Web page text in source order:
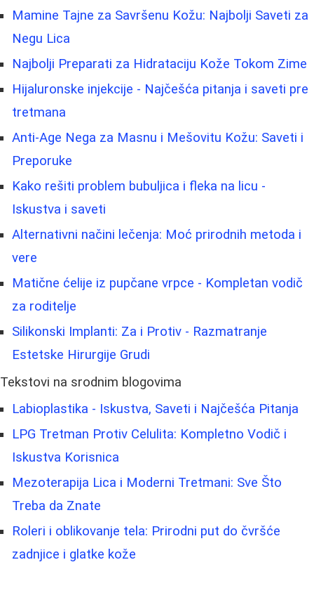
Mamine Tajne za Savršenu Kožu: Najbolji Saveti za
Negu Lica
Najbolji Preparati za Hidrataciju Kože Tokom Zime
Hijaluronske injekcije - Najčešća pitanja i saveti pre
tretmana
Anti-Age Nega za Masnu i Mešovitu Kožu: Saveti i
Preporuke
Kako rešiti problem bubuljica i fleka na licu -
Iskustva i saveti
Alternativni načini lečenja: Moć prirodnih metoda i
vere
Matične ćelije iz pupčane vrpce - Kompletan vodič
za roditelje
Silikonski Implanti: Za i Protiv - Razmatranje
Estetske Hirurgije Grudi
Tekstovi na srodnim blogovima
Labioplastika - Iskustva, Saveti i Najčešća Pitanja
LPG Tretman Protiv Celulita: Kompletno Vodič i
Iskustva Korisnica
Mezoterapija Lica i Moderni Tretmani: Sve Što
Treba da Znate
Roleri i oblikovanje tela: Prirodni put do čvršće
zadnjice i glatke kože